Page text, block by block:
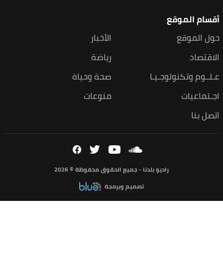
أقسام الموقع
حول الموقع
الأخبار
الاقتصاد
رياضة
عـلــوم وتكنولوجـيـا
صحة وحياة
اجـتماعيات
منوعات
اتصل بنا
راديو بلدنا - جميع الحقوق محفوظة © 2026
تصميم وبرمجة